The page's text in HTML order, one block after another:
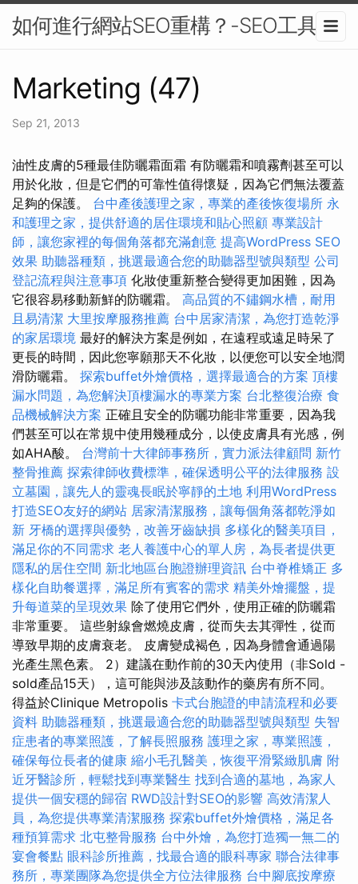
如何進行網站SEO重構？-SEO工具
Marketing (47)
Sep 21, 2013
油性皮膚的5種最佳防曬霜面霜 有防曬霜和噴霧劑甚至可以
用於化妝，但是它們的可靠性值得懷疑，因為它們無法覆蓋
足夠的保護。 台中產後護理之家，專業的產後恢復場所 永
和護理之家，提供舒適的居住環境和貼心照顧 專業設計
師，讓您家裡的每個角落都充滿創意 提高WordPress SEO
效果 助聽器種類，挑選最適合您的助聽器型號與類型 公司
登記流程與注意事項 化妝使重新整合變得更加困難，因為
它很容易移動新鮮的防曬霜。 高品質的不鏽鋼水槽，耐用
且易清潔 大里按摩服務推薦 台中居家清潔，為您打造乾淨
的家居環境 最好的解決方案是例如，在遠程或遠足時呆了
更長的時間，因此您寧願那天不化妝，以便您可以安全地潤
滑防曬霜。 探索buffet外燴價格，選擇最適合的方案 頂樓
漏水問題，為您解決頂樓漏水的專業方案 台北整復治療 食
品機械解決方案 正確且安全的防曬功能非常重要，因為我
們甚至可以在常規中使用幾種成分，以使皮膚具有光感，例
如AHA酸。 台灣前十大律師事務所，實力派法律顧問 新竹
整骨推薦 探索律師收費標準，確保透明公平的法律服務 設
立墓園，讓先人的靈魂長眠於寧靜的土地 利用WordPress
打造SEO友好的網站 居家清潔服務，讓每個角落都乾淨如
新 牙橋的選擇與優勢，改善牙齒缺損 多樣化的醫美項目，
滿足你的不同需求 老人養護中心的單人房，為長者提供更
隱私的居住空間 新北地區台胞證辦理資訊 台中脊椎矯正 多
樣化自助餐選擇，滿足所有賓客的需求 精美外燴擺盤，提
升每道菜的呈現效果 除了使用它們外，使用正確的防曬霜
非常重要。 這些射線會燃燒皮膚，從而失去其彈性，從而
導致早期的皮膚衰老。 皮膚變成褐色，因為身體會通過陽
光產生黑色素。 2）建議在動作前的30天內使用（非Sold -
sold產品15天），這可能與涉及該動作的藥房有所不同。
得益於Clinique Metropolis 卡式台胞證的申請流程和必要
資料 助聽器種類，挑選最適合您的助聽器型號與類型 失智
症患者的專業照護，了解長照服務 護理之家，專業照護，
確保每位長者的健康 縮小毛孔醫美，恢復平滑緊緻肌膚 附
近牙醫診所，輕鬆找到專業醫生 找到合適的墓地，為家人
提供一個安穩的歸宿 RWD設計對SEO的影響 高效清潔人
員，為您提供專業清潔服務 探索buffet外燴價格，滿足各
種預算需求 北屯整骨服務 台中外燴，為您打造獨一無二的
宴會餐點 眼科診所推薦，找最合適的眼科專家 聯合法律事
務所，專業團隊為您提供全方位法律服務 台中腳底按摩療